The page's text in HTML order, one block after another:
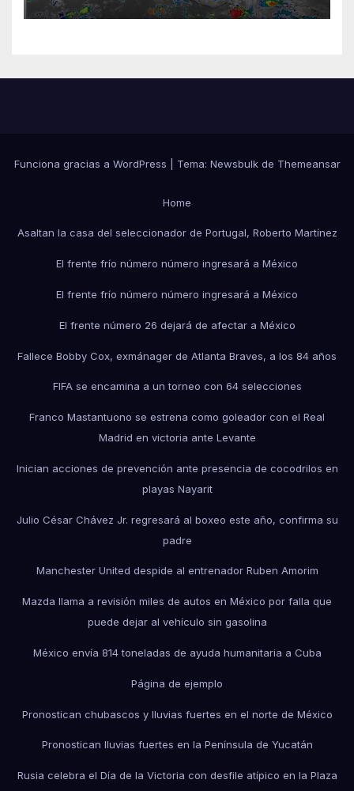
Funciona gracias a WordPress Tema: Newsbulkde Themeansar
Home
Asaltan la casa del seleccionador de Portugal, Roberto Martínez
El frente frío número número ingresará a México
El frente frío número número ingresará a México
El frente número 26 dejará de afectar a México
Fallece Bobby Cox, exmánager de Atlanta Braves, a los 84 años
FIFA se encamina a un torneo con 64 selecciones
Franco Mastantuono se estrena como goleador con el Real
Madrid en victoria ante Levante
Inician acciones de prevención ante presencia de cocodrilos en
playas Nayarit
Julio César Chávez Jr. regresará al boxeo este año, confirma su
padre
Manchester United despide al entrenador Ruben Amorim
Mazda llama a revisión miles de autos en México por falla que
puede dejar al vehículo sin gasolina
México envía 814 toneladas de ayuda humanitaria a Cuba
Página de ejemplo
Pronostican chubascos y lluvias fuertes en el norte de México
Pronostican lluvias fuertes en la Península de Yucatán
Rusia celebra el Día de la Victoria con desfile atípico en la Plaza